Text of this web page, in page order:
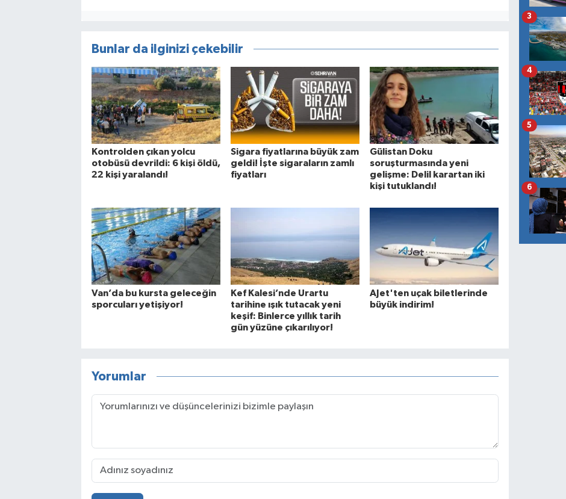
Bunlar da ilginizi çekebilir
Kontrolden çıkan yolcu
otobüsü devrildi: 6 kişi öldü,
22 kişi yaralandı!
Sigara fiyatlarına büyük zam
geldi! İşte sigaraların zamlı
fiyatları
Gülistan Doku
soruşturmasında yeni
gelişme: Delil karartan iki
kişi tutuklandı!
Van’da bu kursta geleceğin
sporcuları yetişiyor!
Kef Kalesi’nde Urartu
tarihine ışık tutacak yeni
keşif: Binlerce yıllık tarih
gün yüzüne çıkarılıyor!
AJet'ten uçak biletlerinde
büyük indirim!
Yorumlar
3
4
5
6